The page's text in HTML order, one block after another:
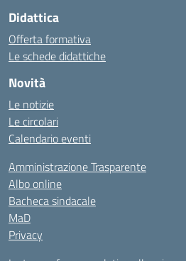
Didattica
Offerta formativa
Le schede didattiche
Novità
Le notizie
Le circolari
Calendario eventi
Amministrazione Trasparente
Albo online
Bacheca sindacale
MaD
Privacy